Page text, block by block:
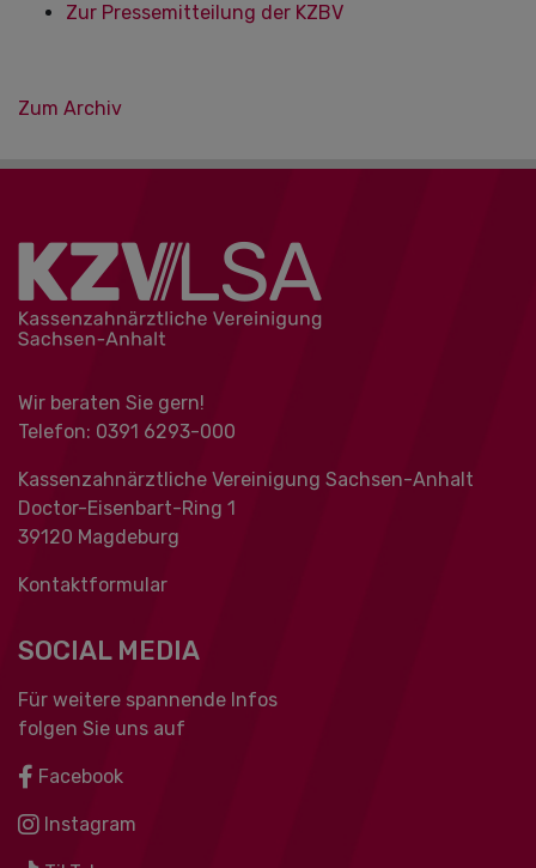
Zur Pressemitteilung der KZBV
Zum Archiv
Wir beraten Sie gern!
Telefon: 0391 ‍6293-000
Kassenzahnärztliche Vereinigung Sachsen-Anhalt
Doctor-Eisenbart-Ring 1
39120 Magdeburg
Kontaktformular
SOCIAL MEDIA
Für weitere spannende Infos
folgen Sie uns auf
Facebook
Instagram